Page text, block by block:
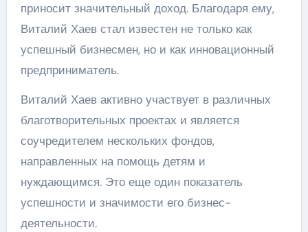
приносит значительный доход. Благодаря ему,
Виталий Хаев стал известен не только как
успешный бизнесмен, но и как инновационный
предприниматель.
Виталий Хаев активно участвует в различных
благотворительных проектах и является
соучредителем нескольких фондов,
направленных на помощь детям и
нуждающимся. Это еще один показатель
успешности и значимости его бизнес-
деятельности.